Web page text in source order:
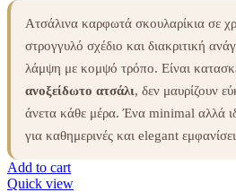
Ατσάλινα καρφωτά σκουλαρίκια σε
στρογγυλό σχέδιο και διακριτική
λάμψη με κομψό τρόπο. Είναι
ανοξείδωτο ατσάλι, δεν μαυρίζουν
άνετα κάθε μέρα. Ένα minimal αλλά
για καθημερινές και elegant
Add to cart
Quick view